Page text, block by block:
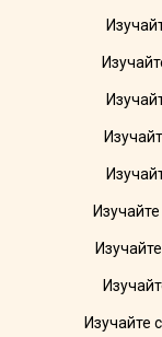
Изучайте